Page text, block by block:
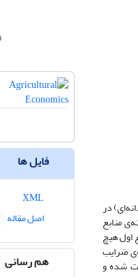
در
منابع
اول هیچ
ضرایب
شده و
فایل ها
اصل مقاله
هم رسانی